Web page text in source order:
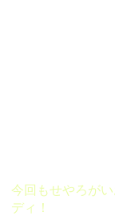
今回も​せやろが
ディ！